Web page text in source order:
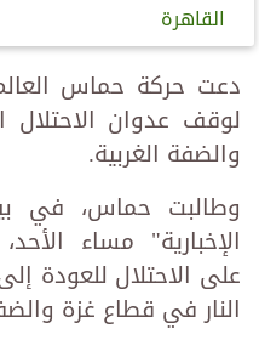
القاهرة
دعت حركة حماس
لوقف عدوان
والضفة الغربية.
وطالبت حماس، في
الإخبارية" مساء
على الاحتلال للعودة
النار في قطاع غزة